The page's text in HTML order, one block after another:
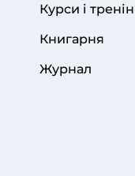
FOOTER 1
Курси і
Книгарня
Журнал